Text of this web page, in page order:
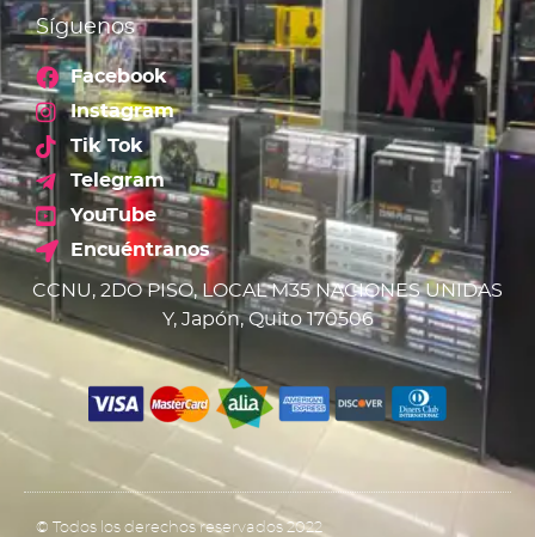
Síguenos
Facebook
Instagram
Tik Tok
Telegram
YouTube
Encuéntranos
CCNU, 2DO PISO, LOCAL M35 NACIONES UNIDAS
Y, Japón, Quito 170506
© Todos los derechos reservados 2022